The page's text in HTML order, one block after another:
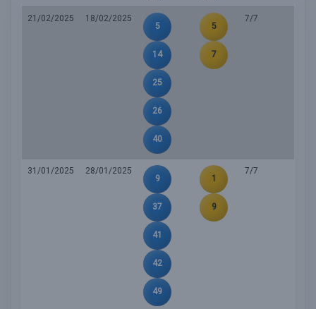
21/02/2025
18/02/2025
5
14
25
26
40
5
7
7/7
31/01/2025
28/01/2025
9
37
41
42
49
1
9
7/7